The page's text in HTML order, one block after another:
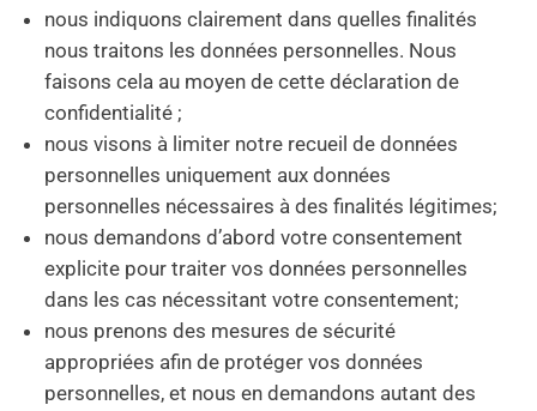
nous indiquons clairement dans quelles finalités
nous traitons les données personnelles. Nous
faisons cela au moyen de cette déclaration de
confidentialité ;
nous visons à limiter notre recueil de données
personnelles uniquement aux données
personnelles nécessaires à des finalités légitimes;
nous demandons d’abord votre consentement
explicite pour traiter vos données personnelles
dans les cas nécessitant votre consentement;
nous prenons des mesures de sécurité
appropriées afin de protéger vos données
personnelles, et nous en demandons autant des